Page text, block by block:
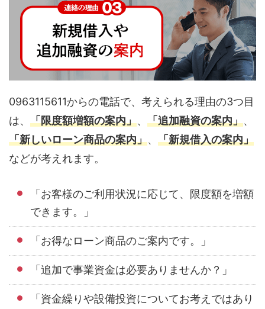
0963115611からの電話で、考えられる理由の3つ目
は、 「限度額増額の案内」、 「追加融資の案内」、
「新しいローン商品の案内」、 「新規借入の案内」
などが考えれます。
「お客様のご利用状況に応じて、限度額を増額
できます。」
「お得なローン商品のご案内です。」
「追加で事業資金は必要ありませんか？」
「資金繰りや設備投資についてお考えではあり